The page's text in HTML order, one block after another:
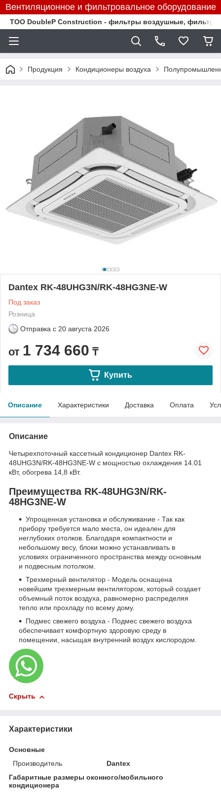
Вентиляционное и фильтровальное оборудование
TOO DoubleP Construction - фильтры воздушные,
Продукция Кондиционеры воздуха
Dantex RK-48UHG3N/RK-48HG3NE-W
Под заказ
Розница
Отправка с 20 августа 2026
от 1 734 660 ₸
Купить
Описание Характеристики Доставка Оплата
Описание
Четырехпоточный кассетный кондиционер Dantex RK-
48UHG3N/RK-48HG3NE-W с мощностью охлаждения 14.01
кВт, обогрева 14,8 кВт.
Преимущества RK-48UHG3N/RK-
48HG3NE-W
Упрощенная установка и обслуживание - Так как
прибору требуется мало места, он идеален для
неглубоких отолков. Благодаря компактности и
небольшому весу, блоки можно устанавливать в
условиях ограниченного пространства между основным
и подвесным потолком.
Трехмерный вентилятор - Модель оснащена
новейшим трехмерным вентилятором, который создает
объемный поток воздуха, равномерно распределяя
тепло или прохладу по всему дому.
Подмес свежего воздуха - Подмес свежего воздуха
обеспечивает комфортную здоровую среду в
помещении, насыщая внутренний воздух кислородом.
Скрыть
Характеристики
Основные
Производитель
Dantex
Габаритные размеры оконного/мобильного
кондиционера